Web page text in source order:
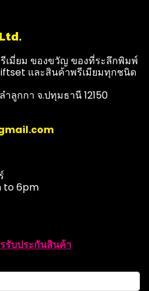
เมี่ยม ของขวัญ ของที่ระลึกพิมพ์
และสินค้าพรีเมียมทุกชนิด
ลูกกา จ.ปทุมธานี 12150
to 6pm
รับประกันสินค้า